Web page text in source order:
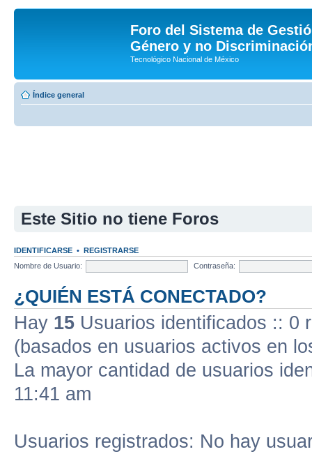
Foro del Sistema de
Género y no
Tecnológico Nacional de México
Índice general
Este Sitio no tiene Foros
IDENTIFICARSE • REGISTRARSE
Nombre de Usuario:
Contraseña:
¿QUIÉN ESTÁ CONECTADO?
Hay 15 Usuarios identificados :: 0
(basados en usuarios activos en
La mayor cantidad de usuarios
11:41 am
Usuarios registrados: No hay